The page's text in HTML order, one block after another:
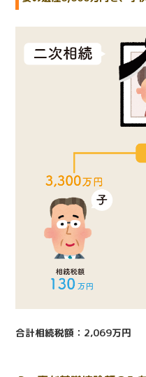
合計相続税額：2,069万円